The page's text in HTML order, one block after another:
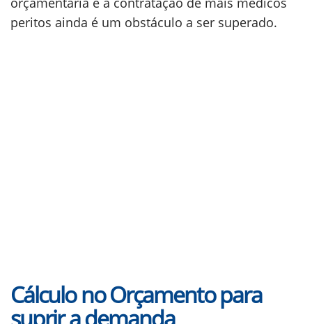
peritos ainda é um obstáculo a ser superado.
Cálculo no Orçamento para